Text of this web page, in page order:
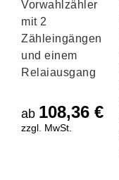
Vorwahlzähler
mit 2
Zähleingängen
und einem
Relaiausgang
ab 108,36 €
zzgl. MwSt.